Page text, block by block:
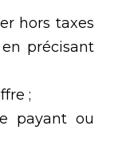
hors taxes
précisant
;
payant ou